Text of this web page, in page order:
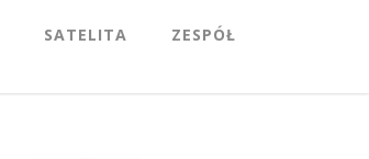
SATELITA ZESPÓŁ